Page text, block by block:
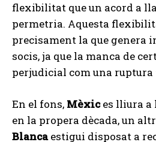
flexibilitat que un acord a
permetria. Aquesta
precisament la que genera
socis, ja que la manca de
perjudicial com una ruptura
En el fons, Mèxices lliura a
en la propera dècada, un
Blancaestigui disposat a